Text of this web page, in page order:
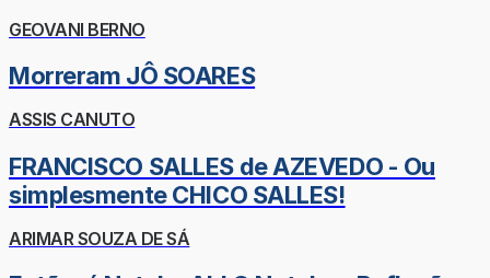
GEOVANI BERNO
Morreram JÔ SOARES
ASSIS CANUTO
FRANCISCO SALLES de AZEVEDO - Ou
simplesmente CHICO SALLES!
ARIMAR SOUZA DE SÁ